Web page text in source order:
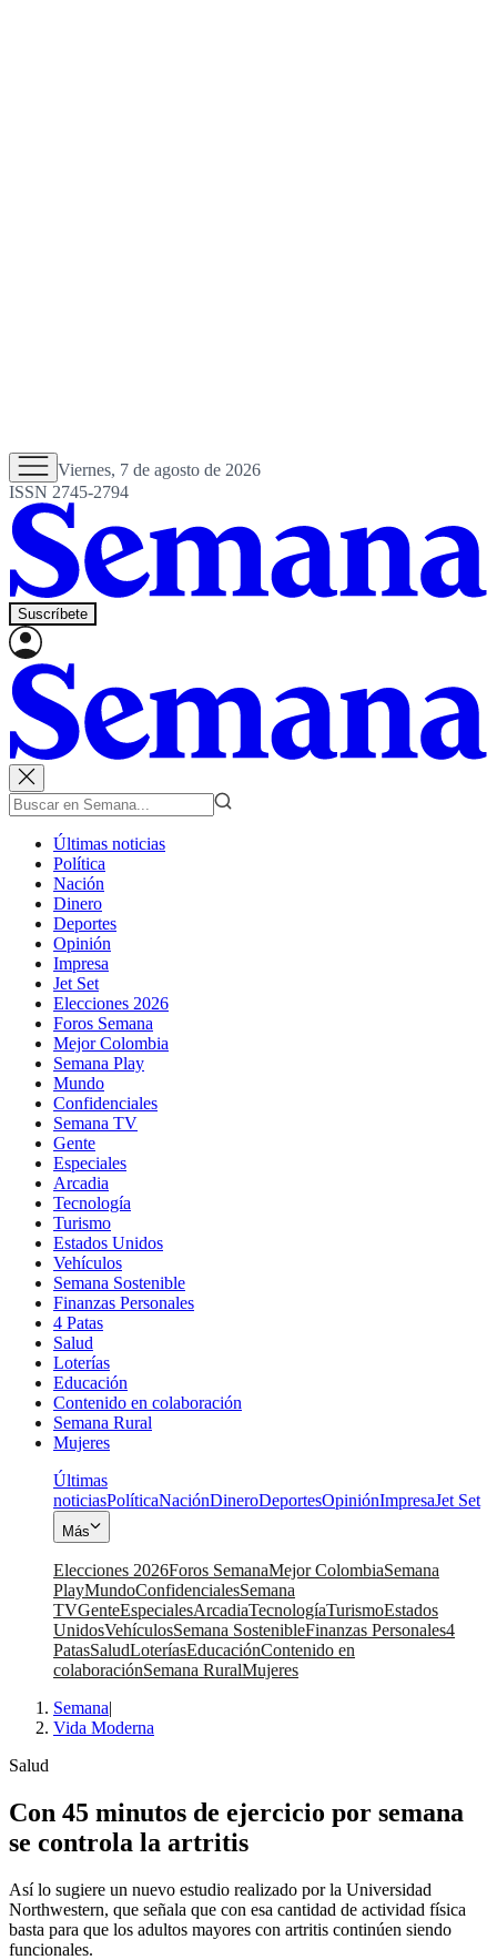
Viernes, 7 de agosto de 2026
ISSN 2745-2794
Suscríbete
Últimas noticias
Política
Nación
Dinero
Deportes
Opinión
Impresa
Jet Set
Elecciones 2026
Foros Semana
Mejor Colombia
Semana Play
Mundo
Confidenciales
Semana TV
Gente
Especiales
Arcadia
Tecnología
Turismo
Estados Unidos
Vehículos
Semana Sostenible
Finanzas Personales
4 Patas
Salud
Loterías
Educación
Contenido en colaboración
Semana Rural
Mujeres
Últimas
noticiasPolíticaNaciónDineroDeportesOpiniónImpresaJet Set
Más
Elecciones 2026Foros SemanaMejor ColombiaSemana
PlayMundoConfidencialesSemana
TVGenteEspecialesArcadiaTecnologíaTurismoEstados
UnidosVehículosSemana SostenibleFinanzas Personales4
PatasSaludLoteríasEducaciónContenido en
colaboraciónSemana RuralMujeres
Semana|
Vida Moderna
Salud
Con 45 minutos de ejercicio por semana
se controla la artritis
Así lo sugiere un nuevo estudio realizado por la Universidad
Northwestern, que señala que con esa cantidad de actividad física
basta para que los adultos mayores con artritis continúen siendo
funcionales.